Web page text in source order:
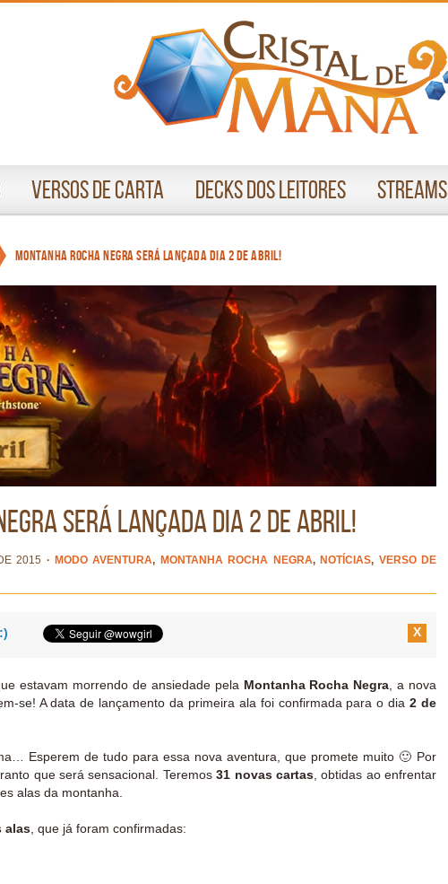
Versos de Carta Decks dos Leitores Streams
Montanha Rocha Negra será lançada dia 2 de Abril!
será lançada dia 2 de Abril!
2015 · MODO AVENTURA, MONTANHA ROCHA NEGRA, NOTÍCIAS, VERSO DE
X
estavam morrendo de ansiedade pela Montanha Rocha Negra , a nova
se! A data de lançamento da primeira ala foi confirmada para o dia2 de
Esperem de tudo para essa nova aventura, que promete muito 🙂 Por
que será sensacional. Teremos31 novas cartas, obtidas ao enfrentar
alas da montanha.
alas , que já foram confirmadas: